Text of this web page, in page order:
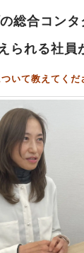
総合コン
られる社員
いて教えてくだ